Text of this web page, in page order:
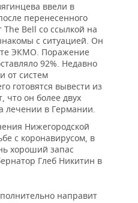
ввели в
перенесенного
Bell cо ссылкой на
с ситуацией. Он
ЭКМО. Поражение
92%. Недавно
от систем
готовятся вывести из
что он более двух
лечении в Германии.
Нижегородской
с коронавирусом, в
хороший запас
Глеб Никитин в
направит